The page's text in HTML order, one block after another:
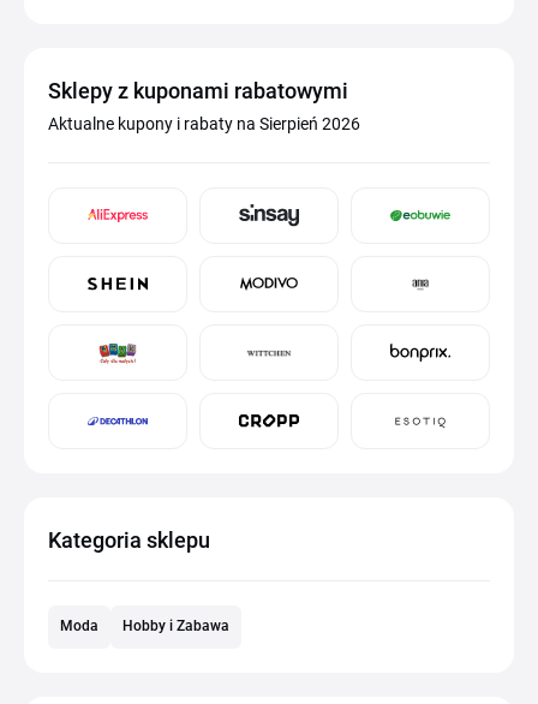
Sklepy z kuponami rabatowymi
Aktualne kupony i rabaty na Sierpień 2026
Kategoria sklepu
Moda Hobby i Zabawa